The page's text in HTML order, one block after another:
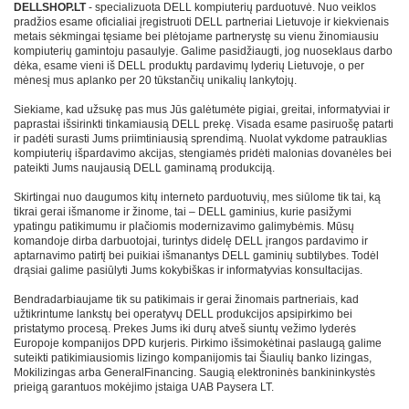
DELLSHOP.LT- specializuota DELL kompiuterių parduotuvė. Nuo veiklos
pradžios esame oficialiai įregistruoti DELL partneriai Lietuvoje ir kiekvienais
metais sėkmingai tęsiame bei plėtojame partnerystę su vienu žinomiausiu
kompiuterių gamintoju pasaulyje. Galime pasidžiaugti, jog nuoseklaus darbo
dėka, esame vieni iš DELL produktų pardavimų lyderių Lietuvoje, o per
mėnesį mus aplanko per 20 tūkstančių unikalių lankytojų.
Siekiame, kad užsukę pas mus Jūs galėtumėte pigiai, greitai, informatyviai ir
paprastai išsirinkti tinkamiausią DELL prekę. Visada esame pasiruošę patarti
ir padėti surasti Jums priimtiniausią sprendimą. Nuolat vykdome patrauklias
kompiuterių išpardavimo akcijas, stengiamės pridėti malonias dovanėles bei
pateikti Jums naujausią DELL gaminamą produkciją.
Skirtingai nuo daugumos kitų interneto parduotuvių, mes siūlome tik tai, ką
tikrai gerai išmanome ir žinome, tai – DELL gaminius, kurie pasižymi
ypatingu patikimumu ir plačiomis modernizavimo galimybėmis. Mūsų
komandoje dirba darbuotojai, turintys didelę DELL įrangos pardavimo ir
aptarnavimo patirtį bei puikiai išmanantys DELL gaminių subtilybes. Todėl
drąsiai galime pasiūlyti Jums kokybiškas ir informatyvias konsultacijas.
Bendradarbiaujame tik su patikimais ir gerai žinomais partneriais, kad
užtikrintume lankstų bei operatyvų DELL produkcijos apsipirkimo bei
pristatymo procesą. Prekes Jums iki durų atveš siuntų vežimo lyderės
Europoje kompanijos DPD kurjeris. Pirkimo išsimokėtinai paslaugą galime
suteikti patikimiausiomis lizingo kompanijomis tai Šiaulių banko lizingas,
Mokilizingas arba GeneralFinancing. Saugią elektroninės bankininkystės
prieigą garantuos mokėjimo įstaiga UAB Paysera LT.